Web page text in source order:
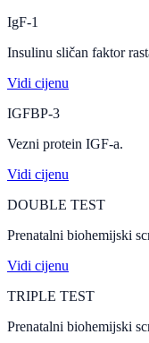
IgF-1
Insulinu sličan faktor
Vidi cijenu
IGFBP-3
Vezni protein IGF-a.
Vidi cijenu
DOUBLE TEST
Prenatalni biohemijski
Vidi cijenu
TRIPLE TEST
Prenatalni biohemijski